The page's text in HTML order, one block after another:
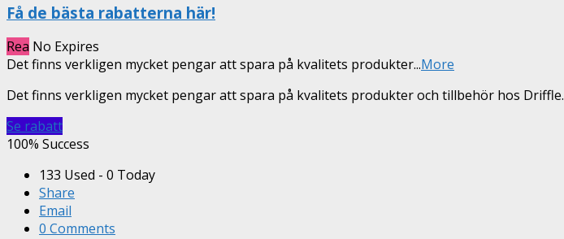
Få de bästa rabatterna här!
Rea No Expires
Det finns verkligen mycket pengar att spara på kvalitets produkter...More
Det finns verkligen mycket pengar att spara på kvalitets produkter och tillbehör hos Driffle.
Se rabatt
100% Success
133 Used - 0 Today
Share
Email
0 Comments